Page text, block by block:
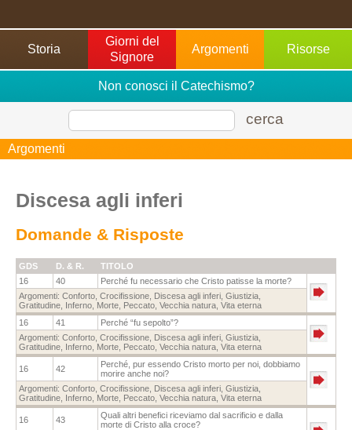
Storia
Giorni del
Signore
Argomenti Risorse
Non conosci il Catechismo?
cerca
Argomenti
Discesa agli inferi
Domande & Risposte
GDS D. & R.
TITOLO
16
40
Perché fu necessario che Cristo patisse la morte?
Argomenti: Conforto Crocifissione Discesa agli inferi Giustizia
Gratitudine Inferno Morte Peccato Vecchia natura Vita eterna
16
41
Perché “fu sepolto”?
Argomenti: Conforto Crocifissione Discesa agli inferi Giustizia
Gratitudine Inferno Morte Peccato Vecchia natura Vita eterna
16 42
Perché, pur essendo Cristo morto per noi, dobbiamo
morire anche noi?
Argomenti: Conforto Crocifissione Discesa agli inferi Giustizia
Gratitudine Inferno Morte Peccato Vecchia natura Vita eterna
16 43
Quali altri benefici riceviamo dal sacrificio e dalla
morte di Cristo alla croce?